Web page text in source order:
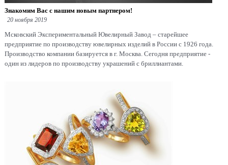
Знакомим Вас с нашим новым партнером!
20 ноября 2019
Мсковский Экспериментальный Ювелирный Завод – старейшее
предприятие по производству ювелирных изделий в России с 1926 года.
Производство компании базируется в г. Москва. Сегодня предприятие -
один из лидеров по производству украшений с бриллиантами.